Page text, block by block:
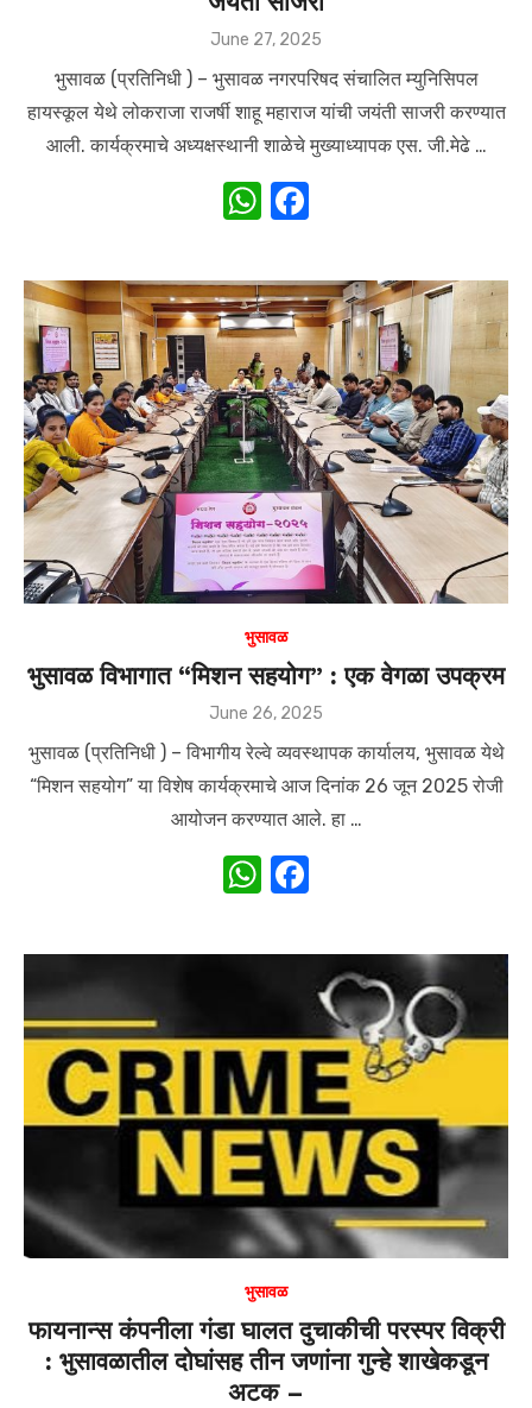
Posted
June 27, 2025
भुसावळ (प्रतिनिधी ) – भुसावळ नगरपरिषद संचालित म्युनिसिपल
हायस्कूल येथे लोकराजा राजर्षी शाहू महाराज यांची जयंती साजरी करण्यात
आली. कार्यक्रमाचे अध्यक्षस्थानी शाळेचे मुख्याध्यापक एस. जी.मेढे …
W
at
s
A
p
p
c
e
b
o
o
k
भुसावळ
भुसावळ विभागात “मिशन सहयोग” : एक वेगळा उपक्रम
Posted
June 26, 2025
भुसावळ (प्रतिनिधी ) – विभागीय रेल्वे व्यवस्थापक कार्यालय, भुसावळ येथे
“मिशन सहयोग” या विशेष कार्यक्रमाचे आज दिनांक 26 जून 2025 रोजी
आयोजन करण्यात आले. हा …
W
at
A
p
p
c
e
b
o
o
k
भुसावळ
फायनान्स कंपनीला गंडा घालत दुचाकीची परस्पर विक्री
: भुसावळातील दोघांसह तीन जणांना गुन्हे शाखेकडून
अटक –